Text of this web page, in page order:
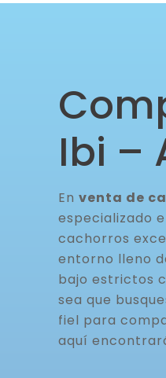
Ibi –
En venta de
especializado
cachorros
entorno lleno
bajo estrictos
sea que
fiel para
aquí